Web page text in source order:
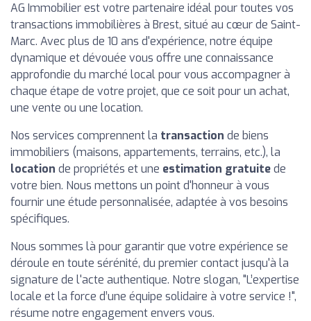
AG Immobilier est votre partenaire idéal pour toutes vos
transactions immobilières à Brest, situé au cœur de Saint-
Marc. Avec plus de 10 ans d'expérience, notre équipe
dynamique et dévouée vous offre une connaissance
approfondie du marché local pour vous accompagner à
chaque étape de votre projet, que ce soit pour un achat,
une vente ou une location.
Nos services comprennent la transaction de biens
immobiliers (maisons, appartements, terrains, etc.), la
location de propriétés et une estimation gratuitede
votre bien. Nous mettons un point d'honneur à vous
fournir une étude personnalisée, adaptée à vos besoins
spécifiques.
Nous sommes là pour garantir que votre expérience se
déroule en toute sérénité, du premier contact jusqu'à la
signature de l'acte authentique. Notre slogan, "L’expertise
locale et la force d’une équipe solidaire à votre service !",
résume notre engagement envers vous.